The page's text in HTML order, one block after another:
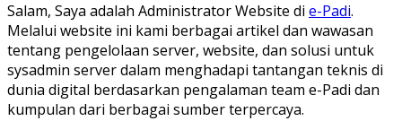
Salam, Saya adalah Administrator Website di e-Padi.
Melalui website ini kami berbagai artikel dan wawasan
tentang pengelolaan server, website, dan solusi untuk
sysadmin server dalam menghadapi tantangan teknis di
dunia digital berdasarkan pengalaman team e-Padi dan
kumpulan dari berbagai sumber terpercaya.